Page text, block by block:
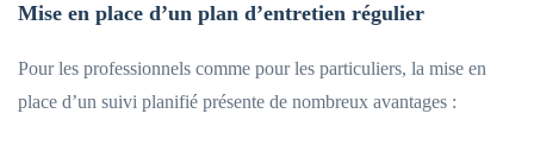
Mise en place d’un plan d’entretien régulier
Pour les professionnels comme pour les particuliers, la mise en
place d’un suivi planifié présente de nombreux avantages :